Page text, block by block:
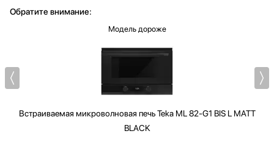
Обратите внимание:
Модель дороже
Встраиваемая микроволновая печьTeka ML 82-G1 BIS L MATT
BLACK